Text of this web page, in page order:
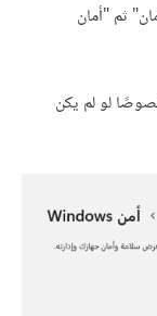
ثم "أمان
لو لم يكن